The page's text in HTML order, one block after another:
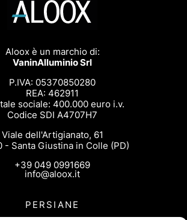
Aloox è un marchio di:
VaninAlluminio Srl
P.IVA: 05370850280
REA: 462911
sociale: 400.000 euro i.v.
Codice SDI A4707H7
Viale dell'Artigianato, 61
- Santa Giustina in Colle (PD)
+39 049 0991669
info@aloox.it
PERSIANE